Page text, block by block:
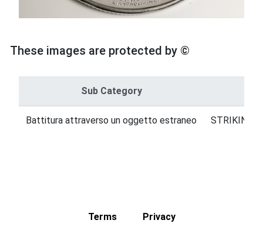
These images are protected by ©
Sub Category
Battitura attraverso un oggetto estraneo STRIKING
Terms Privacy